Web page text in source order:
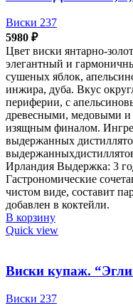
Виски 237
5980 ₽
Цвет виски янтарно-
элегантный и
сушеных яблок,
инжира, дуба. Вкус
периферии, с
древесными, медовыми
изящным финалом.
выдержанных
Ирландия Выдержка: 3
Гастрономические
чистом виде, составит
добавлен в коктейли.
В корзину
Quick view
Виски купаж.
Виски 237